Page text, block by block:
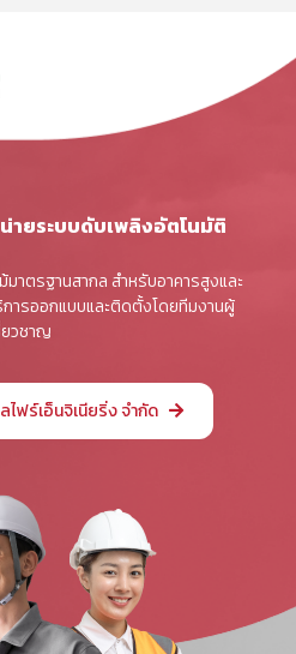
ายระบบดับเพลิงอัตโนมัติ
าตรฐานสากล สำหรับอาคารสูงและ
ารออกแบบและติดตั้งโดยทีมงานผู้
ยวชาญ
ฟร์เอ็นจิเนียริ่ง จำกัด